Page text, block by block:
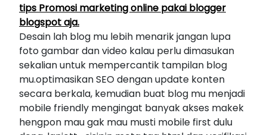
tips Promosi marketing online pakai blogger
blogspot aja.
Desain lah blog mu lebih menarik jangan lupa
foto gambar dan video kalau perlu dimasukan
sekalian untuk mempercantik tampilan blog
mu.optimasikan SEO dengan update konten
secara berkala, kemudian buat blog mu menjadi
mobile friendly mengingat banyak akses makek
hengpon mau gak mau musti mobile first dulu